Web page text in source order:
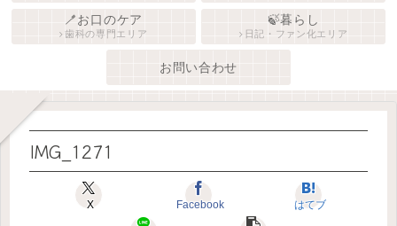
🪥お口のケア
歯科の専門エリア
🍃暮らし
日記・ファン化エリア
お問い合わせ
IMG_1271
X Facebook はてブ